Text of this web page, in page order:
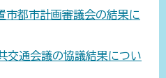
都市計画審議会の結果に
交通会議の協議結果につい